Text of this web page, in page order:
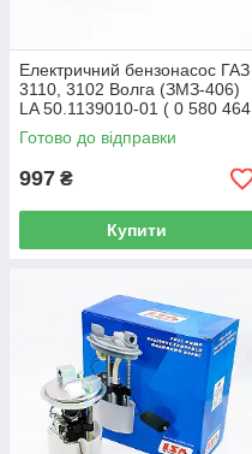
Електричний бензонасос ГАЗ
3110, 3102 Волга (ЗМЗ-406)
LA 50.1139010-01 ( 0 580 464
038 ) під шланг+кріплення
Готово до відправки
997 ₴
Купити